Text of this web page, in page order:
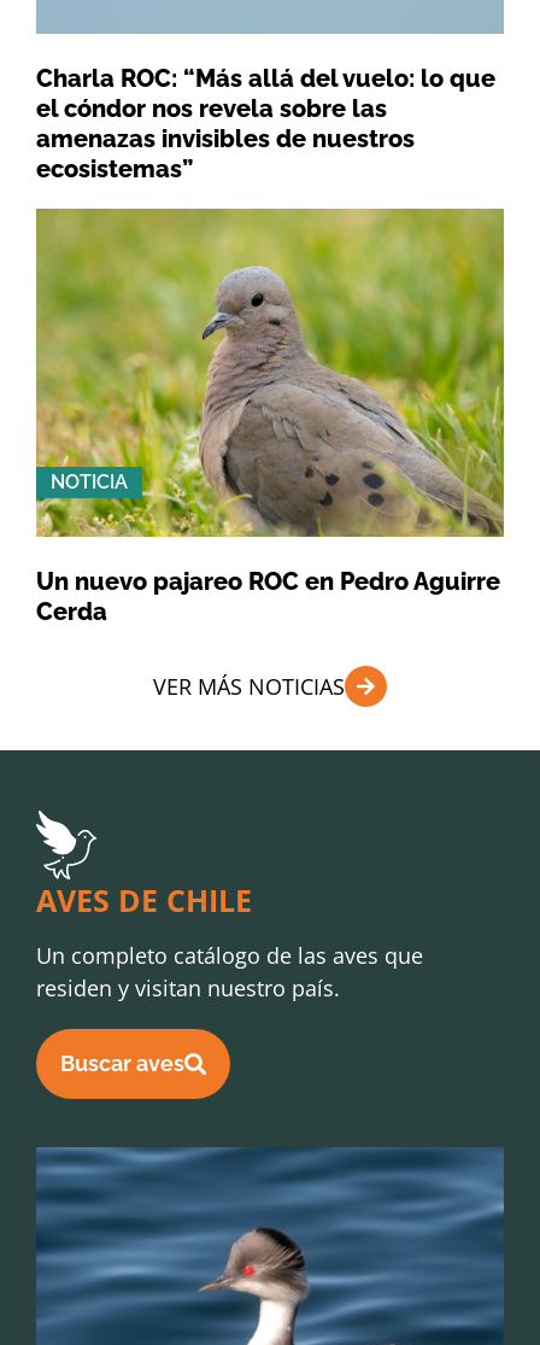
Charla ROC: “Más allá del vuelo: lo que
el cóndor nos revela sobre las
amenazas invisibles de nuestros
ecosistemas”
NOTICIA
Un nuevo pajareo ROC en Pedro Aguirre
Cerda
VER MÁS NOTICIAS
AVES DE CHILE
Un completo catálogo de las aves que
residen y visitan nuestro país.
Buscar aves